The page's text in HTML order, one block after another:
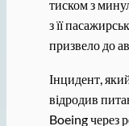
тиском з
з її
призвело до
Інцидент,
відродив
Boeing через